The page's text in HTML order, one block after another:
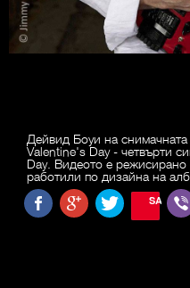
Дейвид Боуи на
Valentine's Day - четвърти
Day. Видеото е
работили по дизайна на
SAVE